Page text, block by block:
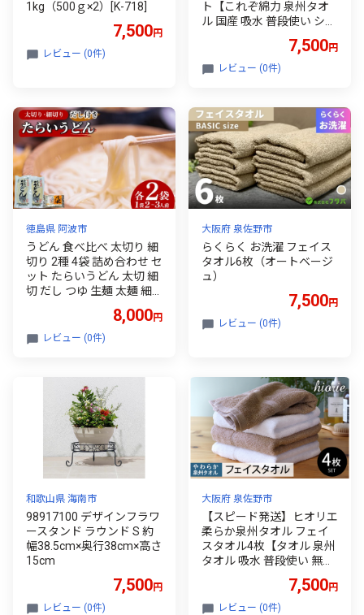
1kg（500ｇ×2）[K-718]
7,500円
レビュー (0件)
ト【これぞ綿力 泉州タオ
ル 国産 吸水 普段使い シン
7,500円
レビュー (0件)
徳島県 阿波市
うどん 食べ比べ 太切り 細
切り 2種 4袋 詰め合わせ セ
ット たらいうどん 太切 細
切 だし つゆ 生麺 太麺 細
ん 《秘密のケンミンSHO
Wでも話題!!》 徳島県 阿波
8,000円
レビュー (0件)
大阪府 泉佐野市
らくらく お洗濯 フェイス
タオル6枚（オートベージ
ュ）
7,500円
レビュー (0件)
和歌山県 海南市
98917100 デザインフラワ
ースタンド ラウンド S 約
幅38.5cm×奥行38cm×高さ
15cm
7,500円
レビュー (0件)
大阪府 泉佐野市
【スピード発送】ヒオリエ
柔らか泉州タオル フェイ
スタオル4枚【タオル 泉州
タオル 吸水 普段使い 無地
ふかふか 家族 泉州タオル
一人暮らし】
7,500円
レビュー (0件)